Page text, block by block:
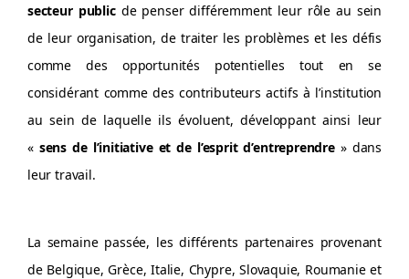
secteur publicde penser différemment leur rôle au sein
de leur organisation, de traiter les problèmes et les défis
comme des opportunités potentielles tout en se
considérant comme des contributeurs actifs à l’institution
au sein de laquelle ils évoluent, développant ainsi leur
« sens de l’initiative et de l’esprit d’entreprendre» dans
leur travail.
La semaine passée, les différents partenaires provenant
de Belgique, Grèce, Italie, Chypre, Slovaquie, Roumanie et